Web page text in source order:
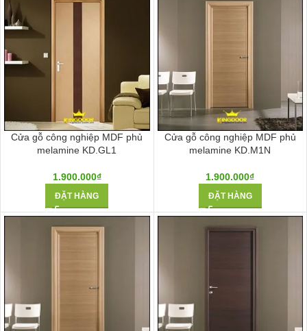
Cửa gỗ công nghiệp MDF phủ
melamine KD.GL1
1.900.000₫
ĐẶT HÀNG
Cửa gỗ công nghiệp MDF phủ
melamine KD.M1N
1.900.000₫
ĐẶT HÀNG